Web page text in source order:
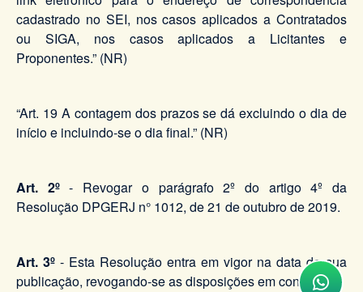
cadastrado no SEI, nos casos aplicados a Contratados
ou SIGA, nos casos aplicados a Licitantes e
Proponentes.” (NR)
“Art. 19 A contagem dos prazos se dá excluindo o dia de
início e incluindo-se o dia final.” (NR)
Art. 2º- Revogar o parágrafo 2º do artigo 4º da
Resolução DPGERJ n° 1012, de 21 de outubro de 2019.
Art. 3º - Esta Resolução entra em vigor na data de sua
publicação, revogando-se as disposições em contrário.